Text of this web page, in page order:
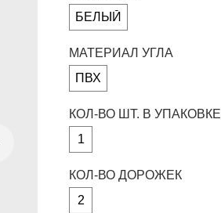
БЕЛЫЙ
МАТЕРИАЛ УГЛА
ПВХ
КОЛ-ВО ШТ. В УПАКОВКЕ
1
КОЛ-ВО ДОРОЖЕК
2